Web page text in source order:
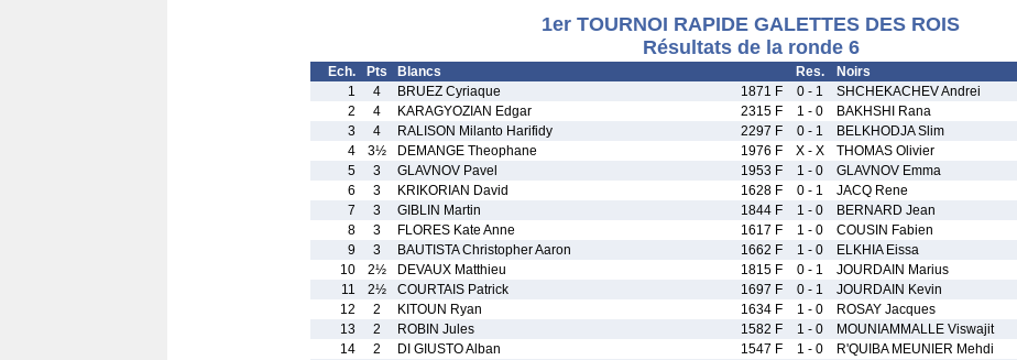
1er TOURNOI RAPIDE GALETTES DES ROIS
Résultats de la ronde 6
Ech. Pts Blancs Res. Noirs
1
4 BRUEZ Cyriaque 1871 F 0 - 1 SHCHEKACHEV Andrei
2
4 KARAGYOZIAN Edgar 2315 F 1 - 0 BAKHSHI Rana
3
4 RALISON Milanto Harifidy 2297 F 0 - 1 BELKHODJA Slim
4
3½ DEMANGE Theophane 1976 F X - X THOMAS Olivier
5
3 GLAVNOV Pavel 1953 F 1 - 0 GLAVNOV Emma
6
3 KRIKORIAN David 1628 F 0 - 1 JACQ Rene
7
3 GIBLIN Martin 1844 F 1 - 0 BERNARD Jean
8
3 FLORES Kate Anne 1617 F 1 - 0 COUSIN Fabien
9
3 BAUTISTA Christopher Aaron 1662 F 1 - 0 ELKHIA Eissa
10
2½ DEVAUX Matthieu 1815 F 0 - 1 JOURDAIN Marius
11
2½ COURTAIS Patrick 1697 F 0 - 1 JOURDAIN Kevin
12
2 KITOUN Ryan 1634 F 1 - 0 ROSAY Jacques
13
2 ROBIN Jules 1582 F 1 - 0 MOUNIAMMALLE Viswajit
14
2 DI GIUSTO Alban 1547 F 1 - 0 R'QUIBA MEUNIER Mehdi